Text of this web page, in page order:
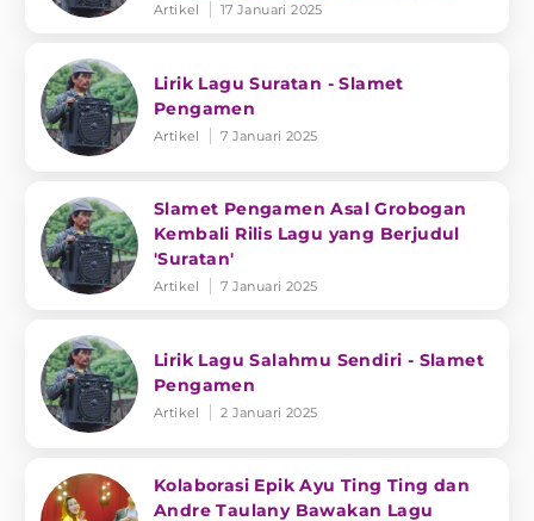
Artikel 17 Januari 2025
Lirik Lagu Suratan - Slamet
Pengamen
Artikel 7 Januari 2025
Slamet Pengamen Asal Grobogan
Kembali Rilis Lagu yang Berjudul
'Suratan'
Artikel 7 Januari 2025
Lirik Lagu Salahmu Sendiri - Slamet
Pengamen
Artikel 2 Januari 2025
Kolaborasi Epik Ayu Ting Ting dan
Andre Taulany Bawakan Lagu